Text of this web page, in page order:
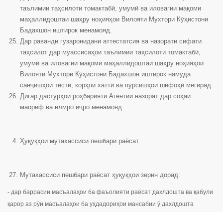
таълимии таҳсилоти томактабӣ, умумӣ ва иловагии мақоми
маҳаллидоштаи шаҳру ноҳияҳои Вилояти Мухтори Кӯҳистони
Бадахшон иштирок менамояд.
Дар раванди гузаронидани аттестатсия ва назорати сифати
таҳсилот дар муассисаҳои таълимии таҳсилоти томактабӣ,
умумӣ ва иловагии мақоми маҳаллидоштаи шаҳру ноҳияҳои
Вилояти Мухтори Кӯҳистони Бадахшон иштирок намуда
санҷишҳои тестӣ, корҳои хаттӣ ва пурсишҳои шифоҳӣ мегирад.
Дигар дастурҳои роҳбарияти Агентии назорат дар соҳаи
маориф ва илмро иҷро менамояд.
Ҳуқуқҳои мутахассиси пешбари раёсат
Мутахассиси пешбари раёсат ҳуқуқҳои зерин дорад:
- дар баррасии масъалаҳои ба фаъолияти раёсат дахлдошта ва қабули
қарор аз рӯи масъалаҳои ба уҳдадориҳои мансабии ӯ дахлдошта